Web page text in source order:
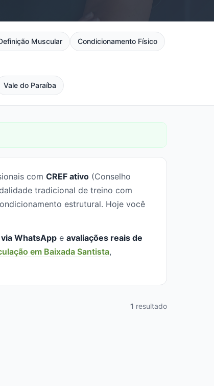
Muscular Condicionamento Físico
Vale do Paraíba
com CREF ativo (Conselho
tradicional de treino com
estrutural. Hoje você
WhatsApp e avaliações reais de
em Baixada Santista,
1 resultado